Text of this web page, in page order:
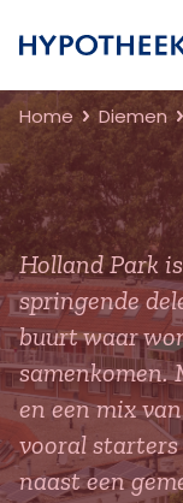
Terug naar
Home Diemen
Holland Park
springende
buurt waar
samenkomen.
en een mix
vooral starters
naast een